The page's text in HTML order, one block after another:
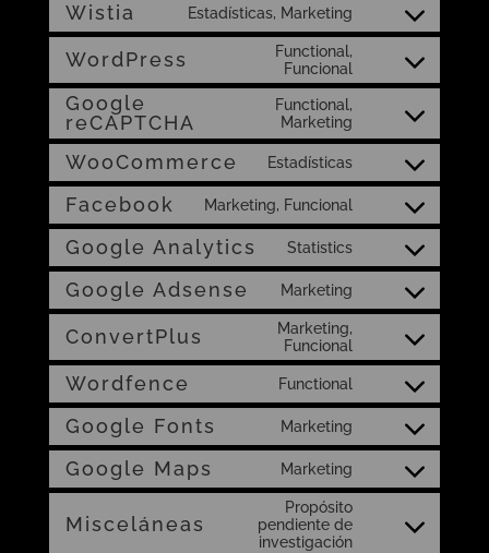
Wistia Estadísticas, Marketing
Consent
to
service
wistia
WordPress
Functional,
Funcional
Consent
to
wordpress
Google
reCAPTCHA
Functional,
Marketing
Consent
to
service
google-
recaptcha
WooCommerce Estadísticas
Consent
to
service
Facebook Marketing, Funcional
Consent
to
service
facebook
Google Analytics Statistics
Consent
to
service
google-
Google Adsense Marketing
Consent
to
service
google-
adsense
ConvertPlus
Marketing,
Funcional
Consent
to
service
convertplus
Wordfence Functional
Consent
to
service
wordfence
Google Fonts Marketing
Consent
to
service
google-
Google Maps Marketing
Consent
to
google-
Misceláneas
Propósito
pendiente de
investigación
Consent